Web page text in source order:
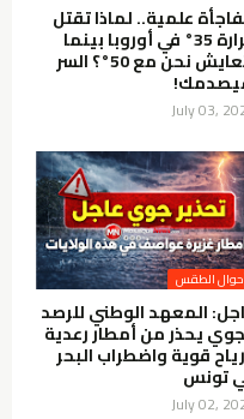
علمية.. لماذا تقتل
حرارة 35° في أوروبا بينما
نتعايش نحن مع 50°؟ السر
July 03,
الطقس
المعهد الوطني للرصد
يحذر من أمطار رعدية
قوية واضطراب البحر
تونس
July 02,